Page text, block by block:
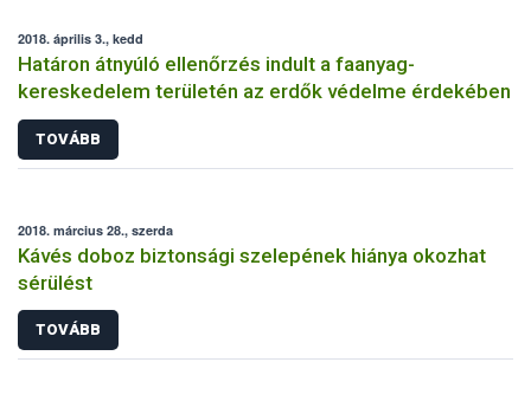
2018. április 3., kedd
Határon átnyúló ellenőrzés indult a faanyag-
kereskedelem területén az erdők védelme érdekében
TOVÁBB
2018. március 28., szerda
Kávés doboz biztonsági szelepének hiánya okozhat
sérülést
TOVÁBB